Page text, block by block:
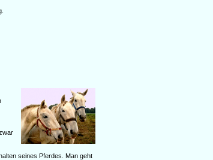
seines Pferdes. Man geht